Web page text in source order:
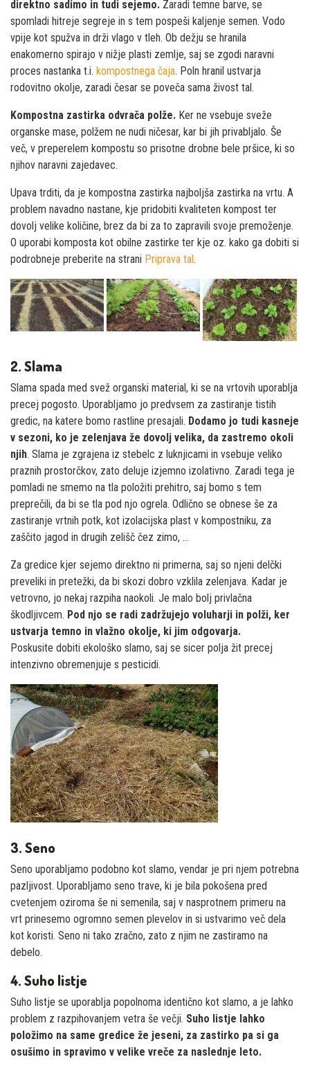
direktno sadimo in tudi sejemo. Zaradi temne barve, se
spomladi hitreje segreje in s tem pospeši kaljenje semen. Vodo
vpije kot spužva in drži vlago v tleh. Ob dežju se hranila
enakomerno spirajo v nižje plasti zemlje, saj se zgodi naravni
proces nastanka t.i. kompostnega čaja. Poln hranil ustvarja
rodovitno okolje, zaradi česar se poveča sama živost tal.
Kompostna zastirka odvrača polže. Ker ne vsebuje sveže
organske mase, polžem ne nudi ničesar, kar bi jih privabljalo. Še
več, v preperelem kompostu so prisotne drobne bele pršice, ki so
njihov naravni zajedavec.
Upava trditi, da je kompostna zastirka najboljša zastirka na vrtu. A
problem navadno nastane, kje pridobiti kvaliteten kompost ter
dovolj velike količine, brez da bi za to zapravili svoje premoženje.
O uporabi komposta kot obilne zastirke ter kje oz. kako ga dobiti si
podrobneje preberite na strani Priprava tal.
2. Slama
Slama spada med svež organski material, ki se na vrtovih uporablja
precej pogosto. Uporabljamo jo predvsem za zastiranje tistih
gredic, na katere bomo rastline presajali. Dodamo jo tudi kasneje
v sezoni, ko je zelenjava že dovolj velika, da zastremo okoli
njih. Slama je zgrajena iz stebelc z luknjicami in vsebuje veliko
praznih prostorčkov, zato deluje izjemno izolativno. Zaradi tega je
pomladi ne smemo na tla položiti prehitro, saj bomo s tem
preprečili, da bi se tla pod njo ogrela. Odlično se obnese še za
zastiranje vrtnih potk, kot izolacijska plast v kompostniku, za
zaščito jagod in drugih zelišč čez zimo, ...
Za gredice kjer sejemo direktno ni primerna, saj so njeni delčki
preveliki in pretežki, da bi skozi dobro vzklila zelenjava. Kadar je
vetrovno, jo nekaj razpiha naokoli. Je malo bolj privlačna
škodljivcem. Pod njo se radi zadržujejo voluharji in polži, ker
ustvarja temno in vlažno okolje, ki jim odgovarja.
Poskusite dobiti ekološko slamo, saj se sicer polja žit precej
intenzivno obremenjuje s pesticidi.
3. Seno
Seno uporabljamo podobno kot slamo, vendar je pri njem potrebna
pazljivost. Uporabljamo seno trave, ki je bila pokošena pred
cvetenjem oziroma še ni semenila, saj v nasprotnem primeru na
vrt prinesemo ogromno semen plevelov in si ustvarimo več dela
kot koristi. Seno ni tako zračno, zato z njim ne zastiramo na
debelo.
4. Suho listje
Suho listje se uporablja popolnoma identično kot slamo, a je lahko
problem z razpihovanjem vetra še večji. Suho listje lahko
položimo na same gredice že jeseni, za zastirko pa si ga
osušimo in spravimo v velike vreče za naslednje leto.